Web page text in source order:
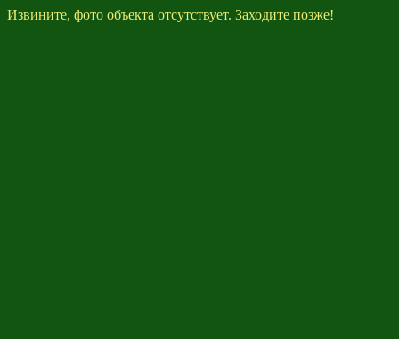
Извините, фото объекта отсутствует. Заходите позже!